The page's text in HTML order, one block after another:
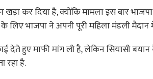
खड़ा कर दिया है, क्योंकि मामला इस बार
भाजपा ने अपनी पूरी महिला मंडली मैदान
देते हुए माफी मांग ली है, लेकिन सियासी
रहा है.